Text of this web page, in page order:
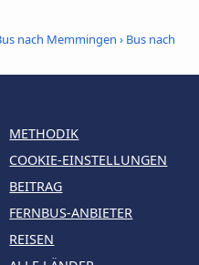
nach Memmingen › Bus nach
METHODIK
COOKIE-EINSTELLUNGEN
BEITRAG
FERNBUS-ANBIETER
REISEN